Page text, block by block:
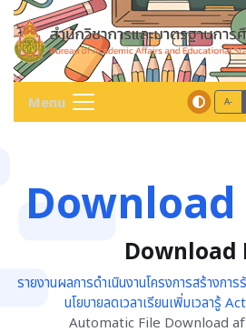
Menu A-
Download
รายงานผลการดำเนินงานโครงการสร้างการ
นโยบายลดเวลาเรียนเพิ่มเวลารู้
Automatic File Download